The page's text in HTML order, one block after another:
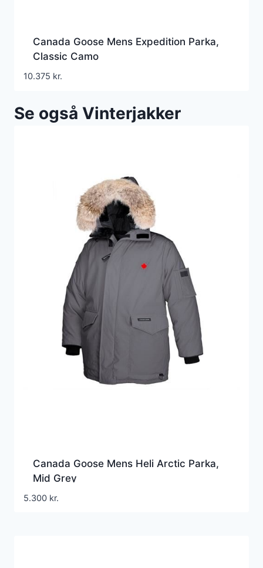
Canada Goose Mens Expedition Parka,
Classic Camo
10.375 kr.
Se også Vinterjakker
Canada Goose Mens Heli Arctic Parka,
Mid Grey
5.300 kr.